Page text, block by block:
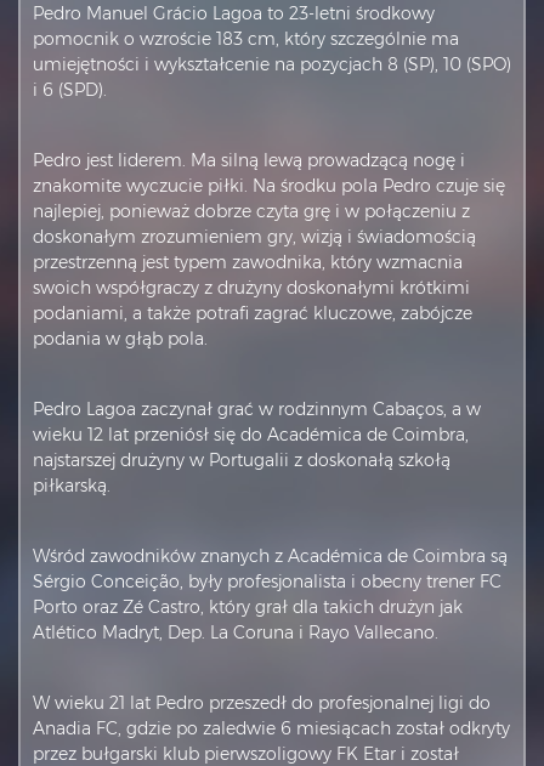
Pedro Manuel Grácio Lagoa to 23-letni środkowy
pomocnik o wzroście 183 cm, który szczególnie ma
umiejętności i wykształcenie na pozycjach 8 (SP), 10 (SPO)
i 6 (SPD).
Pedro jest liderem. Ma silną lewą prowadzącą nogę i
znakomite wyczucie piłki. Na środku pola Pedro czuje się
najlepiej, ponieważ dobrze czyta grę i w połączeniu z
doskonałym zrozumieniem gry, wizją i świadomością
przestrzenną jest typem zawodnika, który wzmacnia
swoich współgraczy z drużyny doskonałymi krótkimi
podaniami, a także potrafi zagrać kluczowe, zabójcze
podania w głąb pola.
Pedro Lagoa zaczynał grać w rodzinnym Cabaços, a w
wieku 12 lat przeniósł się do Académica de Coimbra,
najstarszej drużyny w Portugalii z doskonałą szkołą
piłkarską.
Wśród zawodników znanych z Académica de Coimbra są
Sérgio Conceição, były profesjonalista i obecny trener FC
Porto oraz Zé Castro, który grał dla takich drużyn jak
Atlético Madryt, Dep. La Coruna i Rayo Vallecano.
W wieku 21 lat Pedro przeszedł do profesjonalnej ligi do
Anadia FC, gdzie po zaledwie 6 miesiącach został odkryty
przez bułgarski klub pierwszoligowy FK Etar i został